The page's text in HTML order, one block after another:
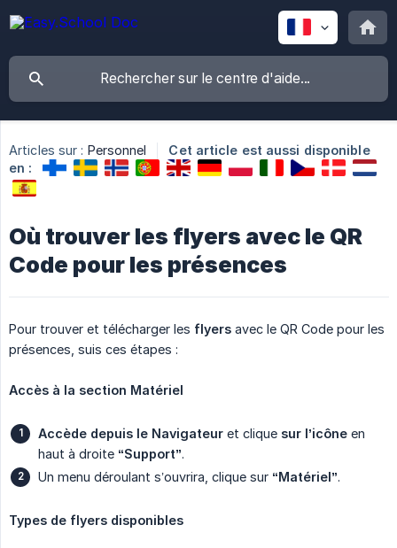
Articles sur : Personnel
Cet article est aussi disponible
en :
Où trouver les flyers avec le QR
Code pour les présences
Pour trouver et télécharger les flyers avec le QR Code pour les
présences, suis ces étapes :
Accès à la section Matériel
Accède depuis le Navigateur et clique sur l’icône en
haut à droite “Support”.
Un menu déroulant s’ouvrira, clique sur “Matériel”.
Types de flyers disponibles